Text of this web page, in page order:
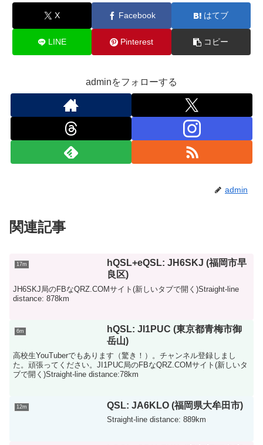
X Facebook はてブ
LINE Pinterest コピー
adminをフォローする
admin
関連記事
17m
hQSL+eQSL: JH6SKJ (福岡市早
良区)
JH6SKJ局のFBなQRZ.COMサイト(新しいタブで開く)Straight-line
distance: 878km
6m
hQSL: JI1PUC (東京都青梅市御
岳山)
高校生YouTuberでもあります（驚き！）。チャンネル登録しまし
た。頑張ってください。JI1PUC局のFBなQRZ.COMサイト(新しいタ
ブで開く)Straight-line distance:78km
12m QSL: JA6KLO (福岡県大牟田市)
Straight-line distance: 889km